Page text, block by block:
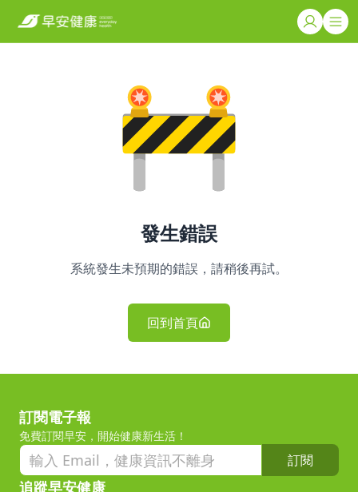
發生錯誤
系統發生未預期的錯誤，請稍後再試。
回到首頁
訂閱電子報
免費訂閱早安，開始健康新生活！
訂閱
追蹤早安健康